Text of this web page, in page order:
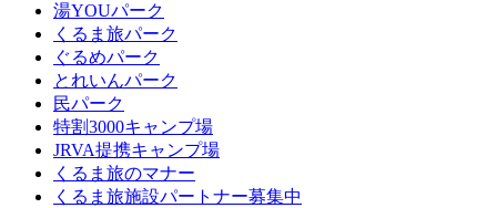
湯YOUパーク
くるま旅パーク
ぐるめパーク
とれいんパーク
民パーク
特割3000キャンプ場
JRVA提携キャンプ場
くるま旅のマナー
くるま旅施設パートナー募集中